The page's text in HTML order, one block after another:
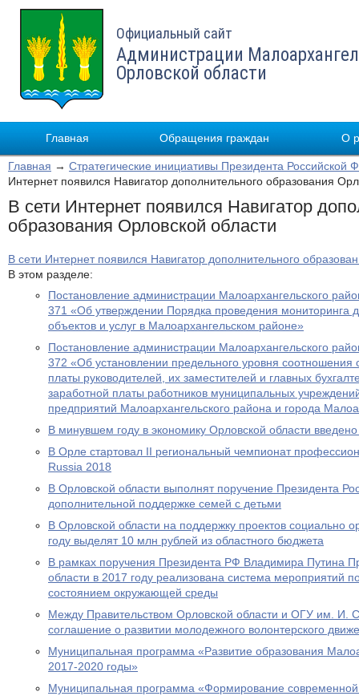
Официальный сайт
Администрации
Орловской области
Главная Обращения граждан О
Главная → Стратегические инициативы Президента Российской
Интернет появился Навигатор дополнительного образования
В сети Интернет появился Навигатор
образования Орловской области
В сети Интернет появился Навигатор дополнительного
В этом разделе:
Постановление администрации Малоархангельского
371 «Об утверждении Порядка проведения мониторинга
объектов и услуг в Малоархангельском районе»
Постановление администрации Малоархангельского
372 «Об установлении предельного уровня соотношения
платы руководителей, их заместителей и главных
заработной платы работников муниципальных
предприятий Малоархангельского района и города
В минувшем году в экономику Орловской области
В Орле стартовал II региональный чемпионат
Russia 2018
В Орловской области выполнят поручение Президента
дополнительной поддержке семей с детьми
В Орловской области на поддержку проектов социально
году выделят 10 млн рублей из областного бюджета
В рамках поручения Президента РФ Владимира Путина
области в 2017 году реализована система мероприятий
состоянием окружающей среды
Между Правительством Орловской области и ОГУ им. И.
соглашение о развитии молодежного волонтерского
Муниципальная программа «Развитие образования
2017-2020 годы»
Муниципальная программа «Формирование современной